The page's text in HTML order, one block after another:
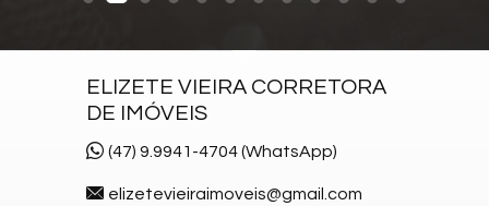
Hidromassagem
ELIZETE VIEIRA CORRETORA
DE IMÓVEIS
(47) 9.9941-4704 (WhatsApp)
elizetevieiraimoveis@gmail.com